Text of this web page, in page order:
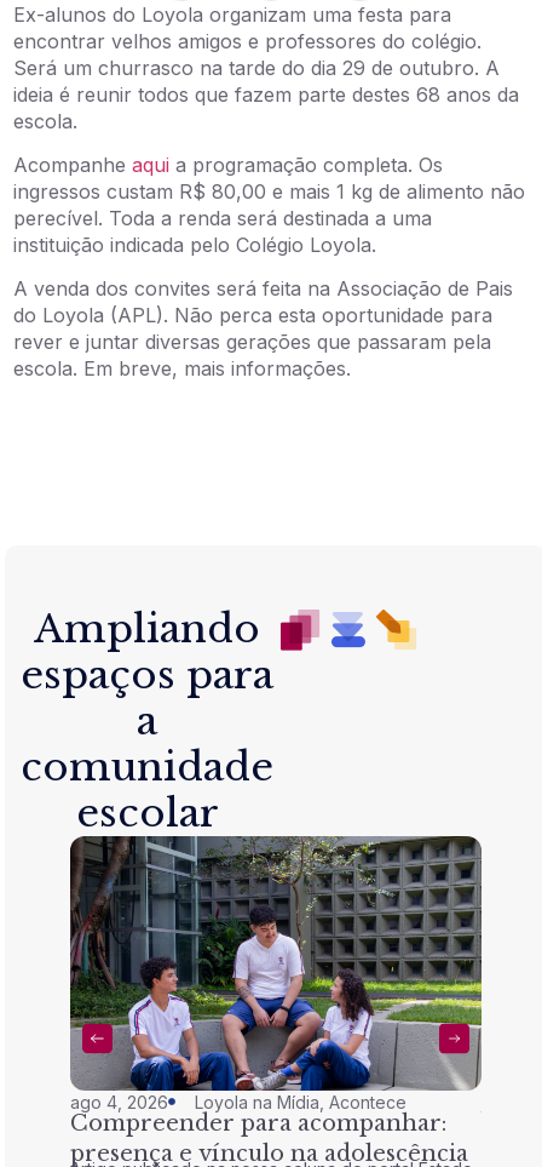
Ex-alunos do Loyola organizam uma festa para
encontrar velhos amigos e professores do colégio.
Será um churrasco na tarde do dia 29 de outubro. A
ideia é reunir todos que fazem parte destes 68 anos da
escola.
Acompanheaqui a programação completa. Os
ingressos custam R$ 80,00 e mais 1 kg de alimento não
perecível. Toda a renda será destinada a uma
instituição indicada pelo Colégio Loyola.
A venda dos convites será feita na Associação de Pais
do Loyola (APL). Não perca esta oportunidade para
rever e juntar diversas gerações que passaram pela
escola. Em breve, mais informações.
Ampliando
espaços para
a
comunidade
escolar
ago 4, 2026 Loyola na Mídia ,Acontece
Compreender para acompanhar:
presença e vínculo na adolescência